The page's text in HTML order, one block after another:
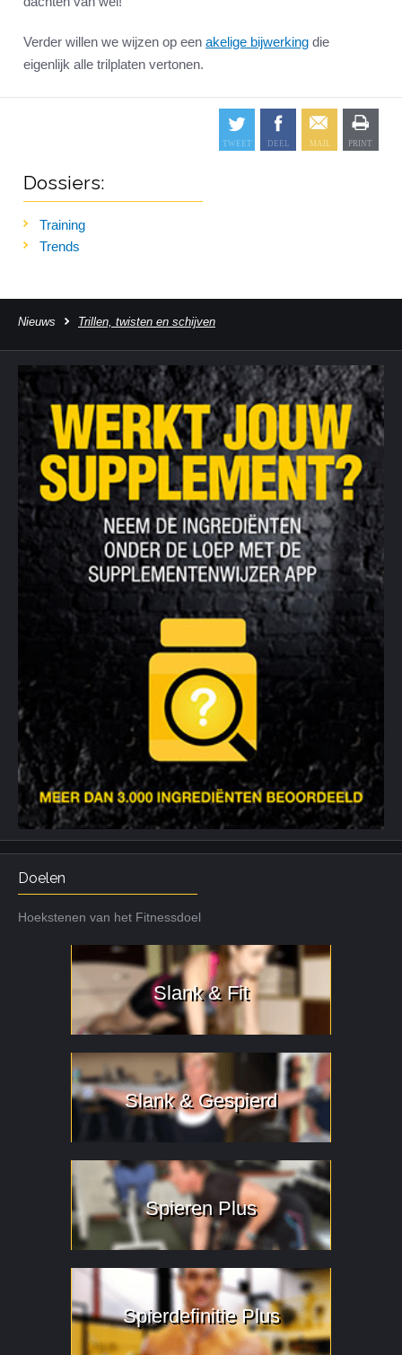
Verder willen we wijzen op een akelige bijwerking die
eigenlijk alle trilplaten vertonen.
Dossiers:
Training
Trends
Nieuws Trillen, twisten en schijven
Doelen
Hoekstenen van het Fitnessdoel
Slank & Fit
Slank & Gespierd
Spieren Plus
Spierdefinitie Plus